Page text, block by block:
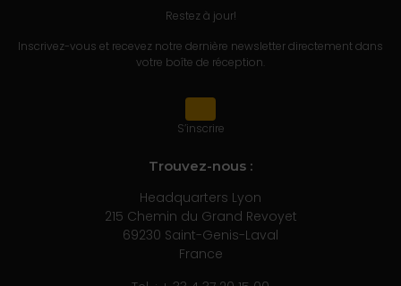
Restez à jour!
Inscrivez-vous et recevez notre dernière newsletter directement dans
votre boîte de réception.
S’inscrire
Trouvez-nous :
Headquarters Lyon
215 Chemin du Grand Revoyet
69230 Saint-Genis-Laval
France